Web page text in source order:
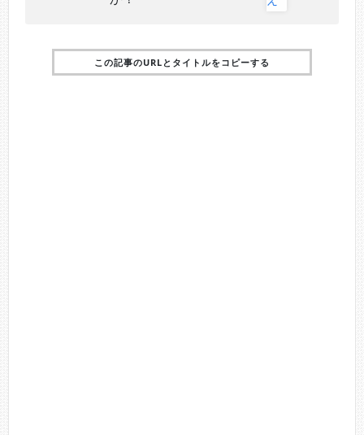
この記事のURLとタイトルをコピーする